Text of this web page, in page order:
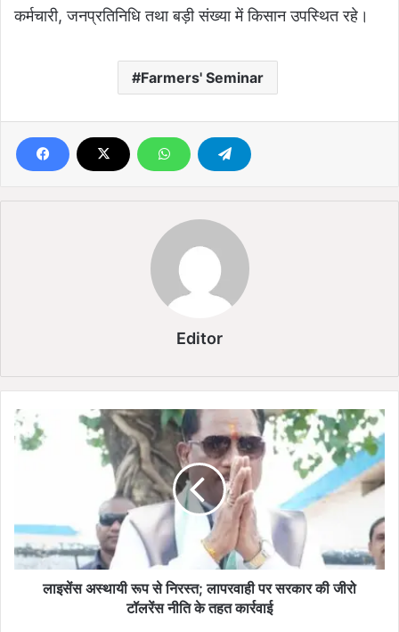
कर्मचारी, जनप्रतिनिधि तथा बड़ी संख्या में किसान उपस्थित रहे।
Farmers' Seminar
Editor
ला
इ
यी
रू
प
लाइसेंस अस्थायी रूप से निरस्त; लापरवाही पर सरकार की जीरो
टॉलरेंस नीति के तहत कार्रवाई